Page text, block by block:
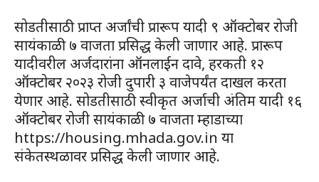
सोडतीसाठी प्राप्त अर्जांची प्रारूप यादी ९ ऑक्टोबर रोजी
सायंकाळी ७ वाजता प्रसिद्ध केली जाणार आहे. प्रारूप
यादीवरील अर्जदारांना ऑनलाईन दावे, हरकती १२
ऑक्टोबर २०२३ रोजी दुपारी ३ वाजेपर्यंत दाखल करता
येणार आहे. सोडतीसाठी स्वीकृत अर्जाची अंतिम यादी १६
ऑक्टोबर रोजी सायंकाळी ७ वाजता म्हाडाच्या
https://housing.mhada.gov.in या
संकेतस्थळावर प्रसिद्ध केली जाणार आहे.